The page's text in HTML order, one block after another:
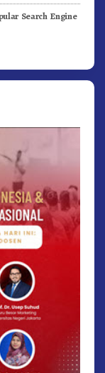
Search Engine